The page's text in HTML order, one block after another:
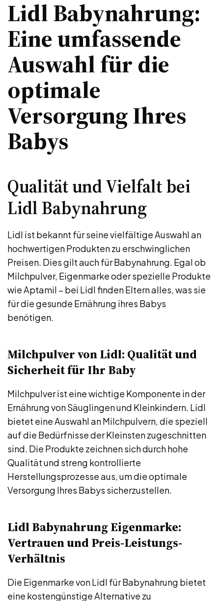
Lidl Babynahrung:
Eine umfassende
Auswahl für die
optimale
Versorgung Ihres
Babys
Qualität und Vielfalt bei
Lidl Babynahrung
Lidl ist bekannt für seine vielfältige Auswahl an
hochwertigen Produkten zu erschwinglichen
Preisen. Dies gilt auch für Babynahrung. Egal ob
Milchpulver, Eigenmarke oder spezielle Produkte
wie Aptamil – bei Lidl finden Eltern alles, was sie
für die gesunde Ernährung ihres Babys
benötigen.
Milchpulver von Lidl: Qualität und
Sicherheit für Ihr Baby
Milchpulver ist eine wichtige Komponente in der
Ernährung von Säuglingen und Kleinkindern. Lidl
bietet eine Auswahl an Milchpulvern, die speziell
auf die Bedürfnisse der Kleinsten zugeschnitten
sind. Die Produkte zeichnen sich durch hohe
Qualität und streng kontrollierte
Herstellungsprozesse aus, um die optimale
Versorgung Ihres Babys sicherzustellen.
Lidl Babynahrung Eigenmarke:
Vertrauen und Preis-Leistungs-
Verhältnis
Die Eigenmarke von Lidl für Babynahrung bietet
eine kostengünstige Alternative zu